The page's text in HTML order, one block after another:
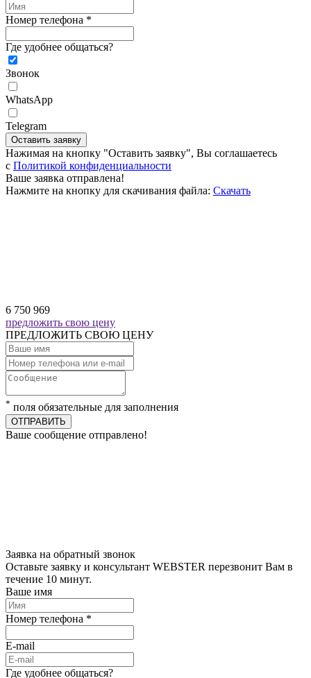
Номер телефона *
Где удобнее общаться?
Звонок
WhatsApp
Telegram
Оставить заявку
Нажимая на кнопку "Оставить заявку", Вы соглашаетесь
c Политикой конфиденциальности
Ваше заявка отправлена!
Нажмите на кнопку для скачивания файла: Скачать
6 750 969
предложить свою цену
ПРЕДЛОЖИТЬ СВОЮ ЦЕНУ
* поля обязательные для заполнения
ОТПРАВИТЬ
Ваше сообщение отправлено!
Заявка на обратный звонок
Оставьте заявку и консультант WEBSTER перезвонит Вам в
течение 10 минут.
Ваше имя
Номер телефона *
E-mail
Где удобнее общаться?